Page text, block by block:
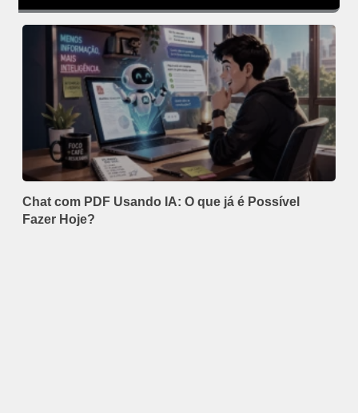
Chat com PDF Usando IA: O que já é Possível
Fazer Hoje?